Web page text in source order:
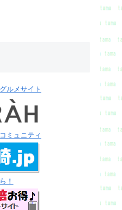
ルメサイト
ミュニティ
！